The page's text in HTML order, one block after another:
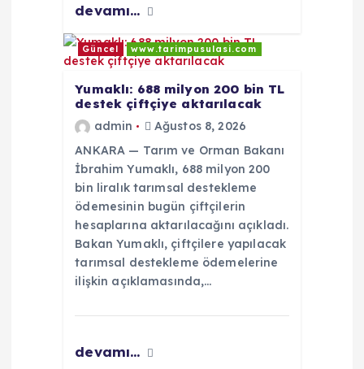
devamı...
Güncel www.tarimpusulasi.com
Yumaklı: 688 milyon 200 bin TL
destek çiftçiye aktarılacak
admin
Ağustos 8, 2026
ANKARA — Tarım ve Orman Bakanı
İbrahim Yumaklı, 688 milyon 200
bin liralık tarımsal destekleme
ödemesinin bugün çiftçilerin
hesaplarına aktarılacağını açıkladı.
Bakan Yumaklı, çiftçilere yapılacak
tarımsal destekleme ödemelerine
ilişkin açıklamasında,…
devamı...